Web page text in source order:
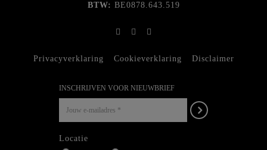
BTW: BE0878.643.519
Privacyverklaring Cookieverklaring Disclaimer
INSCHRIJVEN VOOR NIEUWBRIEF
Locatie